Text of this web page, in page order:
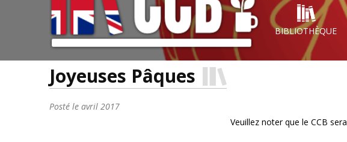
BIBLIOTHÈQUE
Joyeuses Pâques
Posté le avril 2017
Veuillez noter que le CCB